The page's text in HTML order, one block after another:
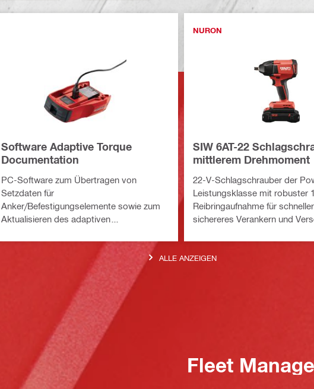
Software Adaptive Torque
Documentation
PC-Software zum Übertragen von
Setzdaten für
Anker/Befestigungselemente sowie zum
Aktualisieren des adaptiven
USB-Kabel
NURON
SIW 6AT-22
mittlerem Drehmoment
22-V-Schlagschrauber der
Leistungsklasse mit robuster
Reibringaufnahme für
sichereres Verankern und
ALLE ANZEIGEN
Fleet